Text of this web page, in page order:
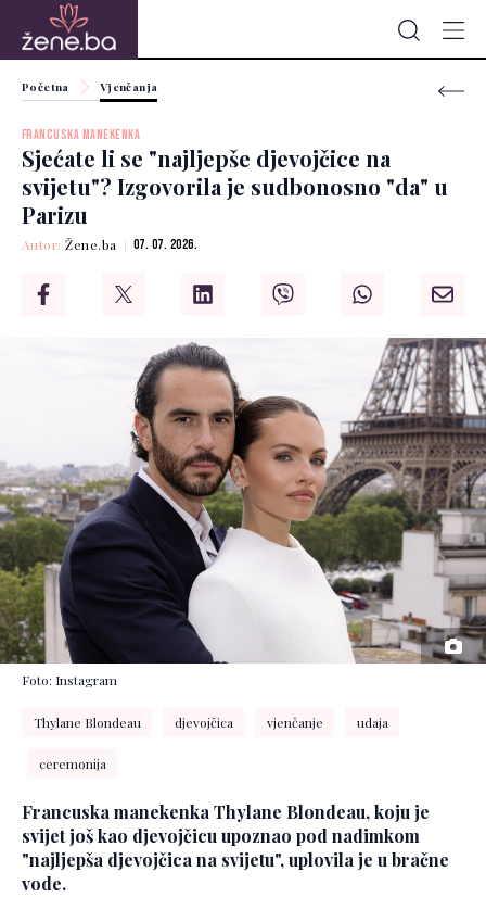
Početna Vjenčanja
FRANCUSKA MANEKENKA
Sjećate li se "najljepše djevojčice na
svijetu"? Izgovorila je sudbonosno "da" u
Parizu
Autor:Žene.ba 07. 07. 2026.
Foto: Instagram
Thylane Blondeau djevojčica vjenčanje udaja
ceremonija
Francuska manekenka Thylane Blondeau, koju je
svijet još kao djevojčicu upoznao pod nadimkom
"najljepša djevojčica na svijetu", uplovila je u bračne
vode.